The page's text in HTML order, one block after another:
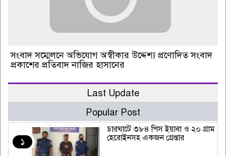
সংবাদ সম্মেলনে অভিযোগ অস্বীকার উদ্দেশ্য প্রণোদিত সংবাদ
প্রকাশের প্রতিবাদ নাজির হাসানের
Last Update
Popular Post
১
চারঘাটে ৩৮৪ পিস ইয়াবা ও ২০ গ্রাম
হেরোইনসহ একজন গ্রেপ্তার